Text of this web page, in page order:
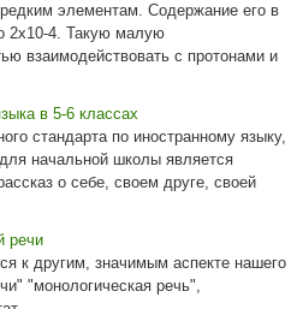
элементам. Содержание его в
2x10-4. Такую малую
взаимодействовать с протонами и
в 5-6 классах
стандарта по иностранному языку,
начальной школы является
о себе, своем друге, своей
речи
к другим, значимым аспекте нашего
"монологическая речь",